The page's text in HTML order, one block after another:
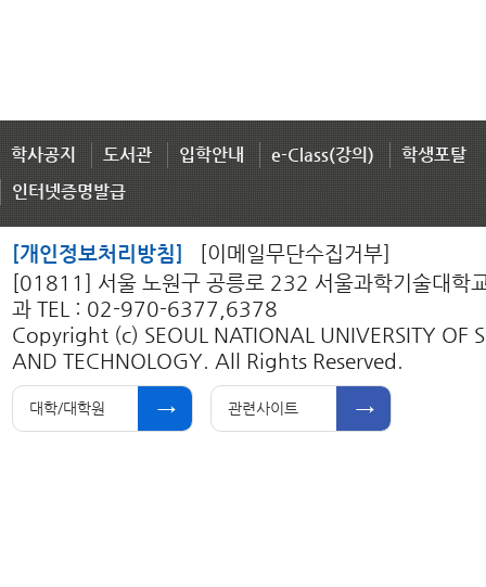
학사공지 도서관 입학안내 e-Class(강의)
학생포탈
인터넷증명발급
[개인정보처리방침]
[이메일무단수집거부]
[01811] 서울 노원구 공릉로 232 서울과학기술대학
과 TEL : 02-970-6377,6378
Copyright (c) SEOUL NATIONAL UNIVERSITY OF
AND TECHNOLOGY. All Rights Reserved.
대학/대학원 관련사이트